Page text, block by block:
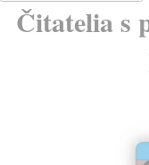
Čitatelia s